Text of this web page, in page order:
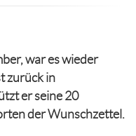
war es wieder
zurück in
er seine 20
der Wunschzettel.